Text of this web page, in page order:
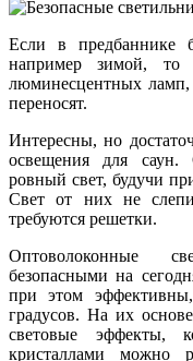
Если в предбаннике
например зимой, то
люминесцентных ламп,
переносят.
Интересны, но
освещения для саун.
ровный свет, будучи
Свет от них не
требуются решетки.
Оптоволоконные
безопасными на
при этом
градусов. На их
световые эффекты,
кристаллами можно